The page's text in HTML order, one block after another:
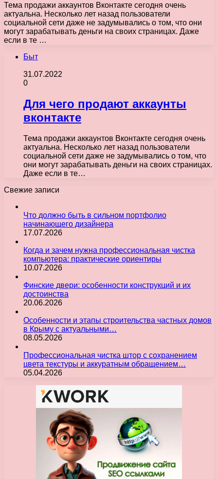
Тема продажи аккаунтов Вконтакте сегодня очень
актуальна. Несколько лет назад пользователи
социальной сети даже не задумывались о том, что они
могут зарабатывать деньги на своих страницах. Даже
если в те …
Быт
31.07.2022
0
Для чего продают аккаунты
вконтакте
Тема продажи аккаунтов Вконтакте сегодня очень
актуальна. Несколько лет назад пользователи
социальной сети даже не задумывались о том, что
они могут зарабатывать деньги на своих страницах.
Даже если в те…
Свежие записи
Что должно быть в сильном портфолио
начинающего дизайнера
17.07.2026
Когда и зачем нужна профессиональная чистка
компьютера: практические ориентиры
10.07.2026
Финские двери: особенности конструкций и их
достоинства
20.06.2026
Особенности и этапы строительства частных домов
в Крыму с актуальными…
08.05.2026
Профессиональная чистка штор с сохранением
цвета текстуры и аккуратным обращением…
05.04.2026